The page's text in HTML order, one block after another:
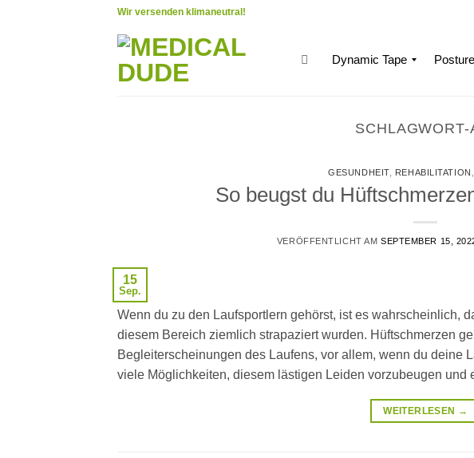
Wir versenden klimaneutral!
Dynamic Tape
GESUNDHEIT, REHABILITATION
So beugst du
VERÖFFENTLICHT AM SEPTEMBER 15,
15
Sep.
Wenn du zu den Laufsportlern gehörst, ist es wahrscheinlich,
diesem Bereich ziemlich strapaziert wurden. Hüftschmerzen
Begleiterscheinungen des Laufens, vor allem, wenn du deine
viele Möglichkeiten, diesem lästigen Leiden vorzubeugen
WEITERLESEN →